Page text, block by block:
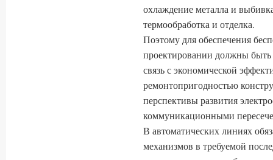
охлаждение металла и
термообработка и отделка.
Поэтому для обеспечения
проектировании должны
связь с экономической
ремонтопригодностью
перспективы развития
коммуникационными
В автоматических линиях
механизмов в требуемой